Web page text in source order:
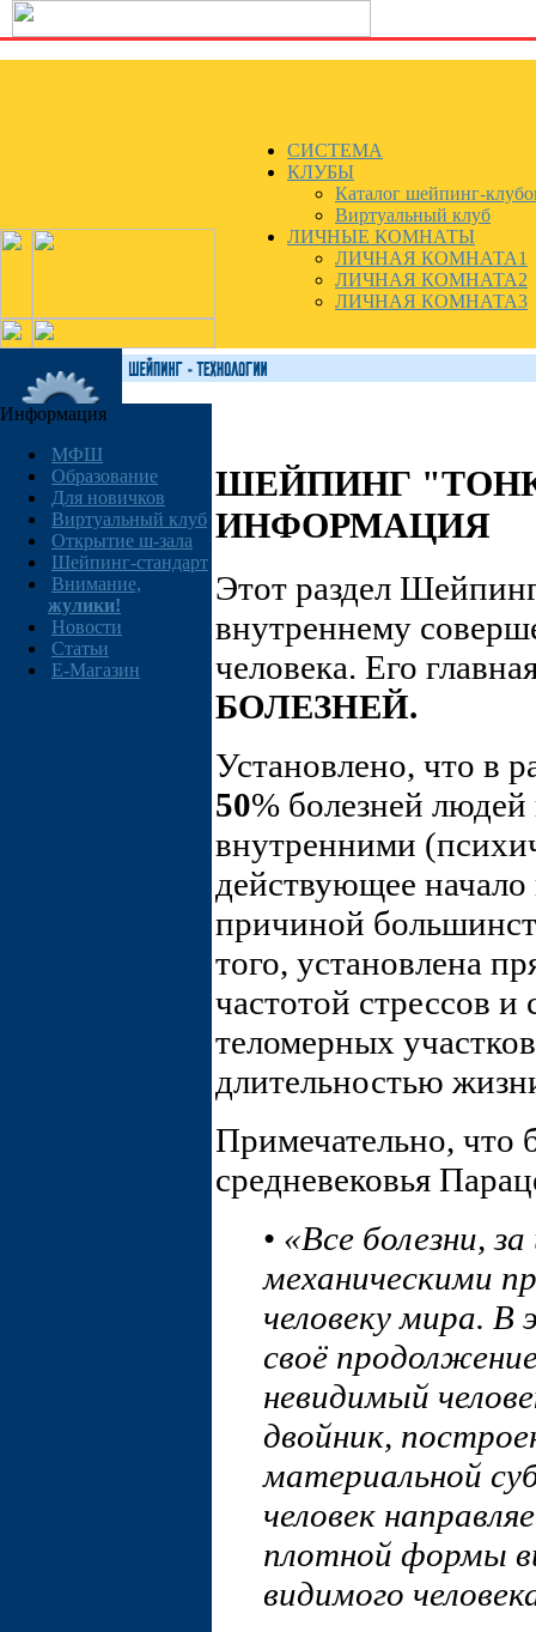
СИСТЕМА
КЛУБЫ
Каталог шейпинг-
Виртуальный клуб
ЛИЧНЫЕ КОМНАТЫ
ЛИЧНАЯ КОМНАТА1
ЛИЧНАЯ КОМНАТА2
ЛИЧНАЯ КОМНАТА3
Информация
МФШ
Образование
Для новичков
Виртуальный клуб
Открытие ш-зала
Шейпинг-стандарт
Внимание,
жулики!
Новости
Статьи
E-Магазин
ШЕЙПИНГ
ИНФОРМАЦИЯ
Этот раздел
внутреннему
человека. Его
БОЛЕЗНЕЙ.
Установлено, что в
50% болезней
внутренними
действующее
причиной
того, установлена
частотой стрессов
теломерных
длительностью
Примечательно, что
средневековья
• «Все болезни,
механическими
человеку мира. В
своё
невидимый
двойник,
материальной
человек
плотной формы
видимого